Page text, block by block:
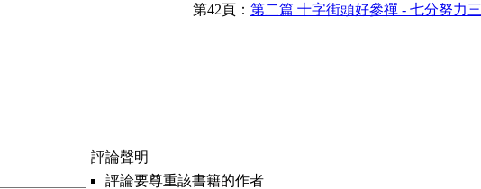
第42頁： 第二篇 十字街頭好參禪 - 七分努力
評論聲明
評論要尊重該書籍的作者